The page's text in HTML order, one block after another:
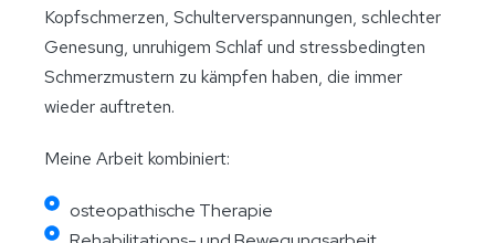
Kopfschmerzen, Schulterverspannungen, schlechter
Genesung, unruhigem Schlaf und stressbedingten
Schmerzmustern zu kämpfen haben, die immer
wieder auftreten.
Meine Arbeit kombiniert:
osteopathische Therapie